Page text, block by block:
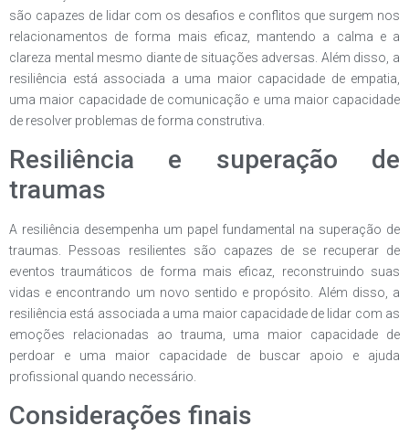
são capazes de lidar com os desafios e conflitos que surgem nos
relacionamentos de forma mais eficaz, mantendo a calma e a
clareza mental mesmo diante de situações adversas. Além disso, a
resiliência está associada a uma maior capacidade de empatia,
uma maior capacidade de comunicação e uma maior capacidade
de resolver problemas de forma construtiva.
Resiliência e superação de
traumas
A resiliência desempenha um papel fundamental na superação de
traumas. Pessoas resilientes são capazes de se recuperar de
eventos traumáticos de forma mais eficaz, reconstruindo suas
vidas e encontrando um novo sentido e propósito. Além disso, a
resiliência está associada a uma maior capacidade de lidar com as
emoções relacionadas ao trauma, uma maior capacidade de
perdoar e uma maior capacidade de buscar apoio e ajuda
profissional quando necessário.
Considerações finais